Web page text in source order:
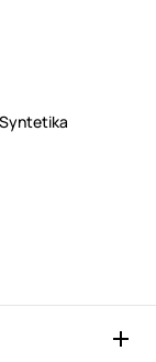
Syntetika